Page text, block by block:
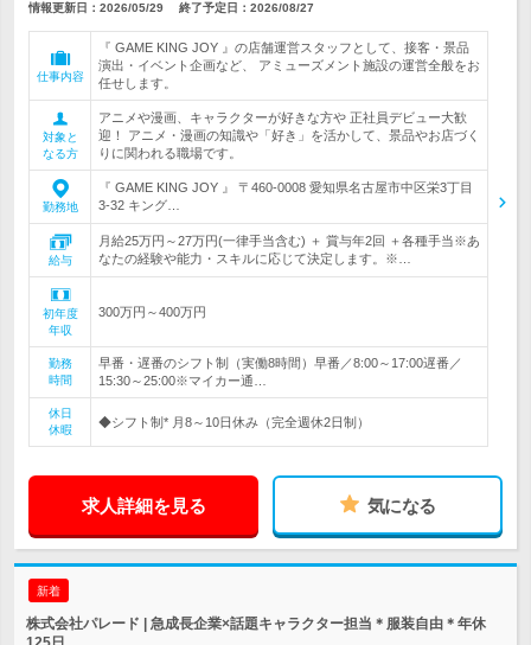
情報更新日：2026/05/29 終了予定日： 2026/08/27
仕事内容
『 GAME KING JOY 』の店舗運営スタッフとして、接客・景品
演出・イベント企画など、 アミューズメント施設の運営全般をお
任せします。
対象と
なる方
アニメや漫画、キャラクターが好きな方や 正社員デビュー大歓
迎！ アニメ・漫画の知識や「好き」を活かして、景品やお店づく
りに関われる職場です。
勤務地
『 GAME KING JOY 』 〒460-0008 愛知県名古屋市中区栄3丁目
3-32 キング…
給与
月給25万円～27万円(一律手当含む) ＋ 賞与年2回 ＋各種手当※あ
なたの経験や能力・スキルに応じて決定します。※…
初年度
年収
300万円～400万円
勤務
時間
早番・遅番のシフト制（実働8時間）早番／8:00～17:00遅番／
15:30～25:00※マイカー通…
休日
休暇
◆シフト制* 月8～10日休み（完全週休2日制）
求人詳細を見る 気になる
新着
株式会社パレード | 急成長企業×話題キャラクター担当＊服装自由＊年休